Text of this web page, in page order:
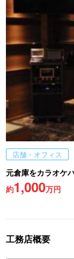
店舗・オフィス
元倉庫をカラオケ
約1,000万円
工務店概要